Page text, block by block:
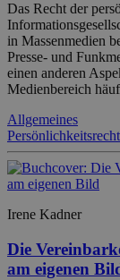
Das Recht der
in Massenmedien
Presse- und
einen anderen
Medienbereich
Allgemeines
Persönlichkeitsrecht
Irene Kadner
Die
am eigenen